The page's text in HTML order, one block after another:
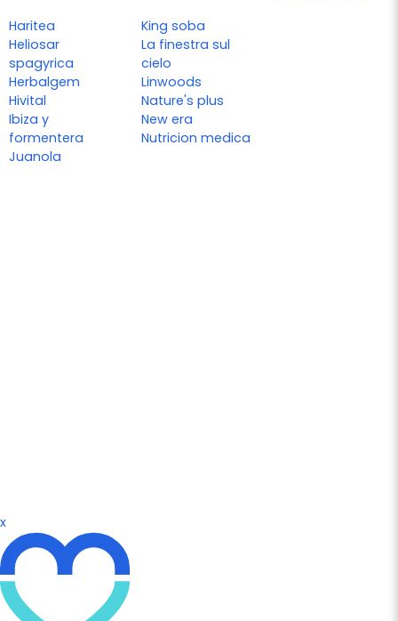
Haritea
Heliosar
spagyrica
Herbalgem
Hivital
Ibiza y
formentera
Juanola
King soba
La finestra sul
cielo
Linwoods
Nature's plus
New era
Nutricion medica
x